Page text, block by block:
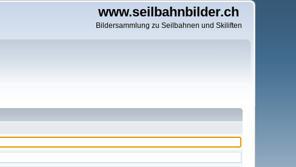
www.seilbahnbilder.ch
Bildersammlung zu Seilbahnen und Skiliften